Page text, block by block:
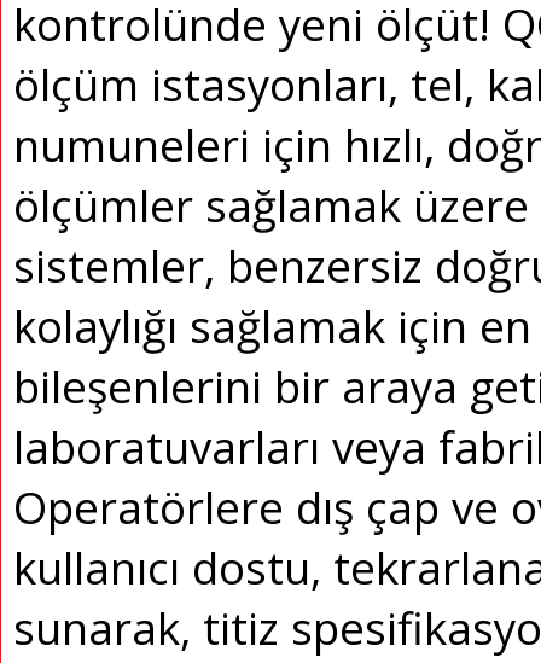
kontrolünde yeni ölçüt!
ölçüm istasyonları, tel,
numuneleri için hızlı,
ölçümler sağlamak üzere
sistemler, benzersiz
kolaylığı sağlamak için
bileşenlerini bir araya
laboratuvarları veya
Operatörlere dış çap ve
kullanıcı dostu,
sunarak, titiz